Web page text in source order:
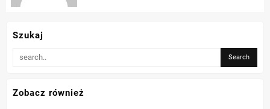
Szukaj
Zobacz również